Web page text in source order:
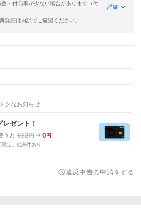
・付与率が少ない場合があります（付
詳細
詳細は内訳でご確認ください。
クなお知らせ
ゼント！
うと 682円 0円
定。他条件あり
違反申告の申請をする